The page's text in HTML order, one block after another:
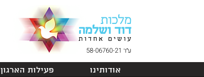
ע״ר 58-06760-21
אודותינו פעילות הארגון